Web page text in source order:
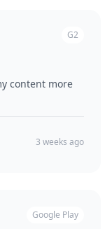
G2
content more
3 weeks ago
Google Play